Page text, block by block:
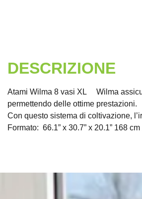
DESCRIZIONE
Atami Wilma 8 vasi XL Wilma
permettendo delle ottime prestazioni.
Con questo sistema di coltivazione,
Formato: 66.1” x 30.7” x 20.1” 168